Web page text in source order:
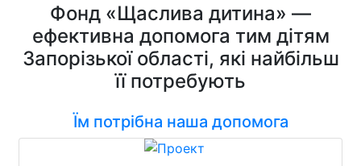
Фонд «Щаслива дитина» —
ефективна допомога тим дітям
Запорізької області, які найбільш
її потребують
Їм потрібна наша допомога